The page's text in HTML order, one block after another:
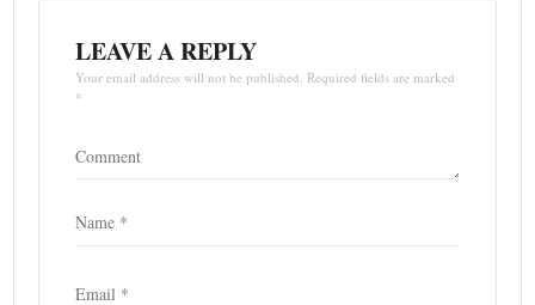
LEAVE A REPLY
Your email address will not be published. Required fields are marked
*